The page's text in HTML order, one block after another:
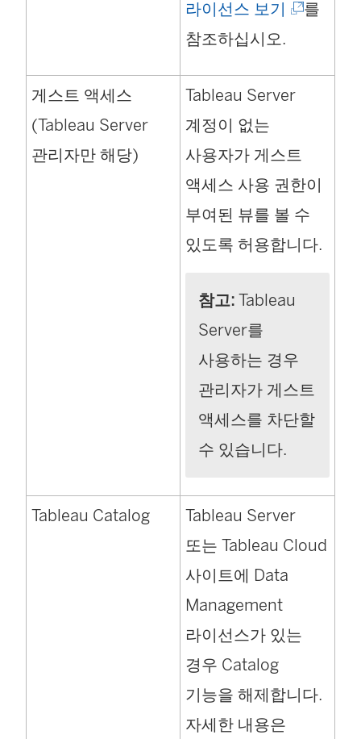
라이선스 보기 (
가
창
에
서
열
)
를
참조하십시오.
게스트 액세스
(Tableau Server
관리자만 해당)
Tableau Server
계정이 없는
사용자가 게스트
액세스 사용 권한이
부여된 뷰를 볼 수
있도록 허용합니다.
참고: Tableau
Server를
사용하는 경우
관리자가 게스트
액세스를 차단할
수 있습니다.
Tableau Catalog
Tableau Server
또는 Tableau Cloud
사이트에 Data
Management
라이선스가 있는
경우 Catalog
기능을 해제합니다.
자세한 내용은